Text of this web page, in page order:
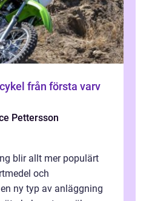
varv
Pettersson
blir allt mer populärt
och
ny typ av anläggning